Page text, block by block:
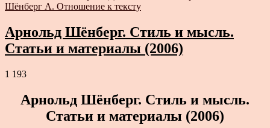
Шёнберг А. Отношение к тексту
Арнольд Шёнберг. Стиль и мысль.
Статьи и материалы (2006)
1 193
Арнольд Шёнберг. Стиль и мысль.
Статьи и материалы (2006)